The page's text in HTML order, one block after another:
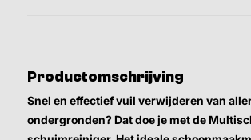
Productomschrijving
Snel en effectief vuil verwijderen van
ondergronden? Dat doe je met de